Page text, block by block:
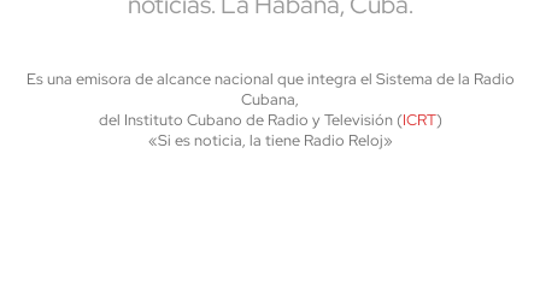
Es una emisora de alcance nacional que integra el Sistema de la Radio
Cubana,
del Instituto Cubano de Radio y Televisión (ICRT)
«Si es noticia, la tiene Radio Reloj»